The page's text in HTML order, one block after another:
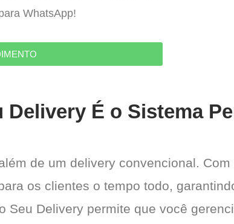
WhatsApp!
Delivery É o Sistema
de um delivery convencional.
os clientes o tempo todo,
Seu Delivery permite que você